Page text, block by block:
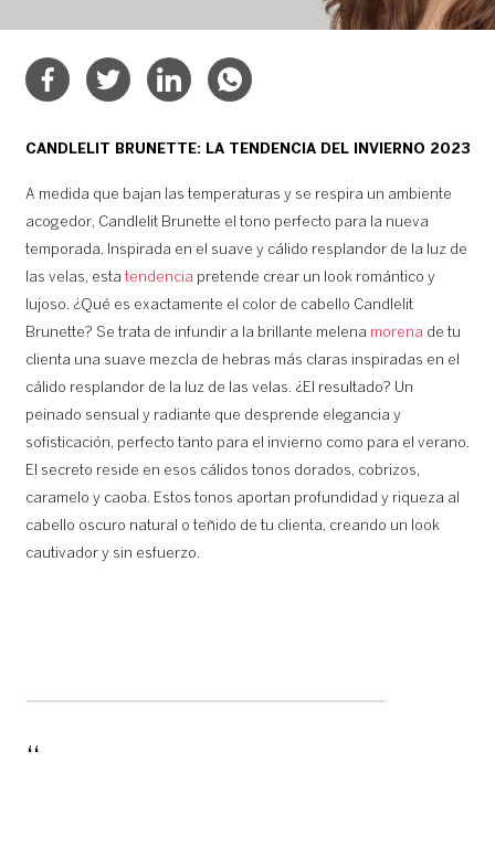
CANDLELIT BRUNETTE: LA TENDENCIA DEL INVIERNO 2023
A medida que bajan las temperaturas y se respira un ambiente
acogedor, Candlelit Brunette el tono perfecto para la nueva
temporada. Inspirada en el suave y cálido resplandor de la luz de
las velas, esta tendencia pretende crear un look romántico y
lujoso. ¿Qué es exactamente el color de cabello Candlelit
Brunette? Se trata de infundir a la brillante melena morena de tu
clienta una suave mezcla de hebras más claras inspiradas en el
cálido resplandor de la luz de las velas. ¿El resultado? Un
peinado sensual y radiante que desprende elegancia y
sofisticación, perfecto tanto para el invierno como para el verano.
El secreto reside en esos cálidos tonos dorados, cobrizos,
caramelo y caoba. Estos tonos aportan profundidad y riqueza al
cabello oscuro natural o teñido de tu clienta, creando un look
cautivador y sin esfuerzo.